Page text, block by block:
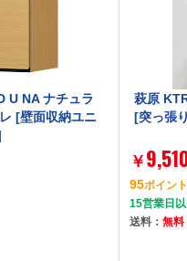
U NA ナチュラ
[壁面収納ユニ
萩原
[突っ張
￥
95ポイント
15営業日
送料： 無料